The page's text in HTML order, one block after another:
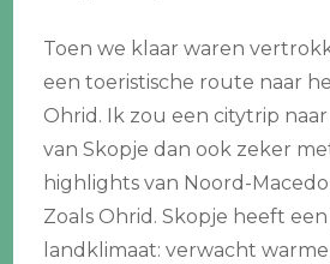
Toen we klaar waren
een toeristische route naar
Ohrid. Ik zou een citytrip
van Skopje dan ook zeker
highlights van Noord-
Zoals Ohrid. Skopje heeft
landklimaat: verwacht